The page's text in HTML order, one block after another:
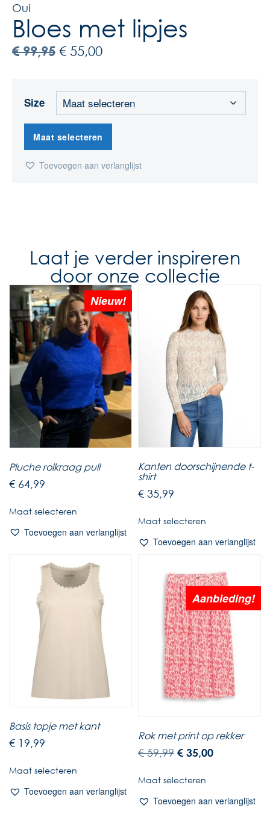
Oui
Bloes met lipjes
€99,95 € 55,00
Size
Maat selecteren
Toevoegen aan verlanglijst
Laat je verder inspireren
door onze collectie
Nieuw!
Pluche rolkraag pull
€ 64,99
Maat selecteren
Toevoegen aan verlanglijst
Kanten doorschijnende t-
shirt
€ 35,99
Maat selecteren
Toevoegen aan verlanglijst
Basis topje met kant
€ 19,99
Maat selecteren
Toevoegen aan verlanglijst
Aanbieding!
Rok met print op rekker
€59,99 € 35,00
Maat selecteren
Toevoegen aan verlanglijst